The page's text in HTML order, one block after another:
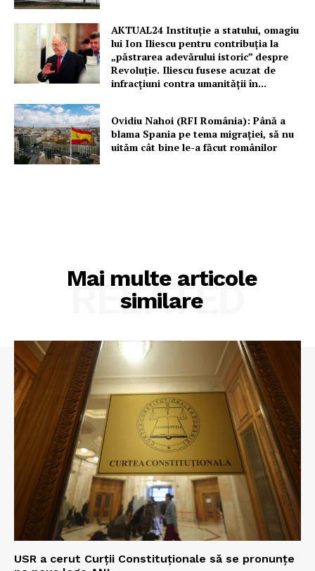
AKTUAL24 Instituție a statului, omagiu
lui Ion Iliescu pentru contribuția la
„păstrarea adevărului istoric” despre
Revoluție. Iliescu fusese acuzat de
infracțiuni contra umanității în...
Ovidiu Nahoi (RFI România): Până a
blama Spania pe tema migrației, să nu
uităm cât bine le-a făcut românilor
Mai multe articole
similare
RELATED
USR a cerut Curții Constituționale să se pronunțe